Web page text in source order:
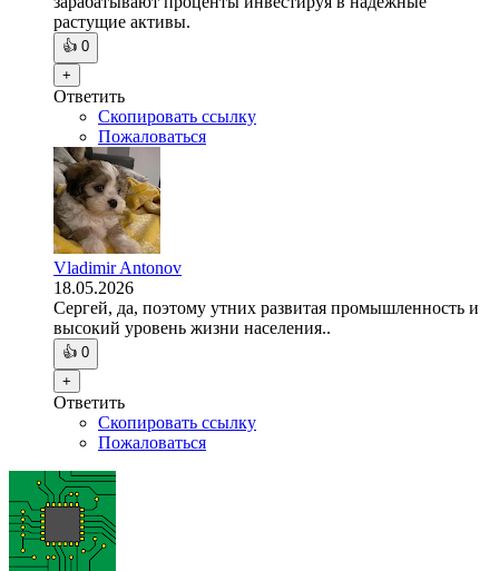
растущие активы.
👍 0
+
Ответить
Скопировать ссылку
Пожаловаться
Vladimir Antonov
18.05.2026
Сергей, да, поэтому утних развитая промышленность и
высокий уровень жизни населения..
👍 0
+
Ответить
Скопировать ссылку
Пожаловаться